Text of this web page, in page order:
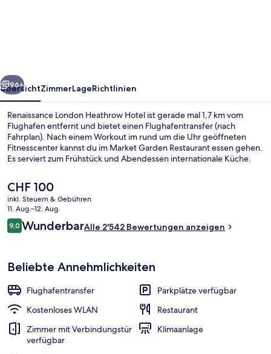
Weiter
96+
ÜbersichtZimmerLageRichtlinien
Renaissance London Heathrow Hotel ist gerade mal 1,7 km vom
Flughafen entfernt und bietet einen Flughafentransfer (nach
Fahrplan). Nach einem Workout im rund um die Uhr geöffneten
Fitnesscenter kannst du im Market Garden Restaurant essen gehen.
Es serviert zum Frühstück und Abendessen internationale Küche.
Highlights. Anderen Reisenden gefallen die bequemen Betten und
das hilfsbereite Personal sehr gut.
Der
aktuelle
Preis
beträgt
CHF 100.
CHF 100
inkl. Steuern & Gebühren
11. Aug.–12. Aug.
Bewertungen
9,09,0 von 10.
WunderbarAlle 2'542 Bewertungen anzeigen
Beliebte Annehmlichkeiten
Flughafentransfer
Parkplätze verfügbar
Kostenloses WLAN
Restaurant
Zimmer mit Verbindungstür
verfügbar
Klimaanlage